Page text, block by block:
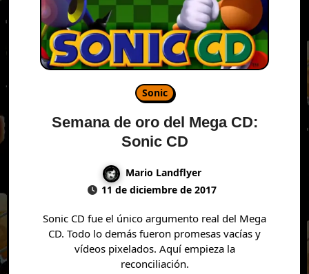
Sonic
Semana de oro del Mega CD:
Sonic CD
Mario Landflyer
11 de diciembre de 2017
Sonic CD fue el único argumento real del Mega
CD. Todo lo demás fueron promesas vacías y
vídeos pixelados. Aquí empieza la
reconciliación.